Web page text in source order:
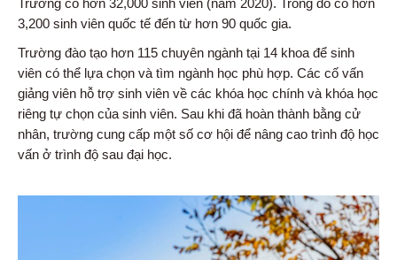
3,200 sinh viên quốc tế đến từ hơn 90 quốc gia.
Trường đào tạo hơn 115 chuyên ngành tại 14 khoa để sinh
viên có thể lựa chọn và tìm ngành học phù hợp. Các cố vấn
giảng viên hỗ trợ sinh viên về các khóa học chính và khóa học
riêng tự chọn của sinh viên. Sau khi đã hoàn thành bằng cử
nhân, trường cung cấp một số cơ hội để nâng cao trình độ học
vấn ở trình độ sau đại học.